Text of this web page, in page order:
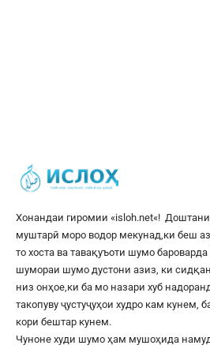
Хонандаи гиромии «isloh.net«!
муштарӣ моро водор мекунад,ки беш
то хоста ва тавақуъоти шумо
шумораи шумо дустони азиз, ки
низ онҳое,ки ба мо назари хуб
такопуву ҷустуҷуҳои худро кам кунем,
кори бештар кунем.
Чуноне худи шумо ҳам мушоҳида